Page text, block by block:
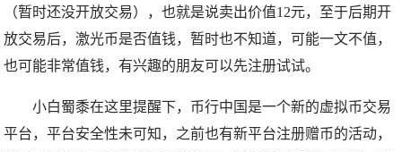
（暂时还没开放交易），也就是说卖出价值12元，至于后期开
放交易后，激光币是否值钱，暂时也不知道，可能一文不值，
也可能非常值钱，有兴趣的朋友可以先注册试试。
小白蜀黍在这里提醒下，币行中国是一个新的虚拟币交易
平台，平台安全性未可知，之前也有新平台注册赠币的活动，